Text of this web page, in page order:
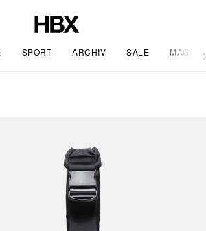
SPORT ARCHIV SALE MAGAZIN